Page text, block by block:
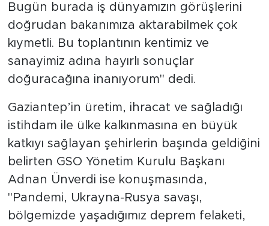
Bugün burada iş dünyamızın görüşlerini
doğrudan bakanımıza aktarabilmek çok
kıymetli. Bu toplantının kentimiz ve
sanayimiz adına hayırlı sonuçlar
doğuracağına inanıyorum" dedi.
Gaziantep’in üretim, ihracat ve sağladığı
istihdam ile ülke kalkınmasına en büyük
katkıyı sağlayan şehirlerin başında geldiğini
belirten GSO Yönetim Kurulu Başkanı
Adnan Ünverdi ise konuşmasında,
"Pandemi, Ukrayna-Rusya savaşı,
bölgemizde yaşadığımız deprem felaketi,